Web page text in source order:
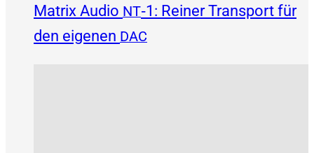
Matrix Audio NT‑1: Reiner Transport für
den eigenen DAC